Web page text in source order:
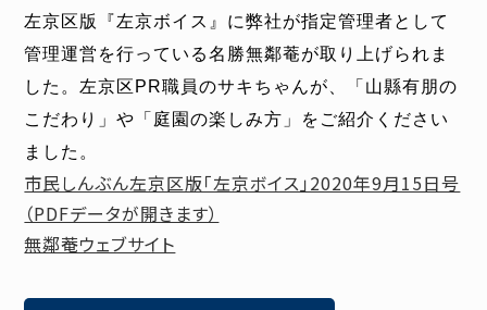
左京区版『左京ボイス』に弊社が指定管理者として
管理運営を行っている名勝無鄰菴が取り上げられま
した。 左京区PR職員のサキちゃんが、「山縣有朋の
こだわり」や「 庭園の楽しみ方」をご紹介ください
ました。
市民しんぶん左京区版「左京ボイス」2020年9月15日号
（PDFデータが開きます）
無鄰菴ウェブサイト